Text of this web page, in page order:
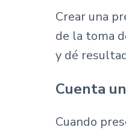
Crear una
de la toma
y dé
Cuenta
Cuando